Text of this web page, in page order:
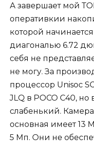
А завершает мой
оперативкии
которой
диагональю 6.72
себя не
не могу. За
процессор Unisoc
JLQ в POCO C40, но
слабенький.
основная имеет 13
5 Мп. Они не